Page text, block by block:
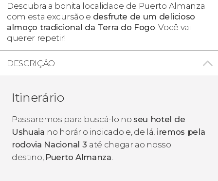
Descubra a bonita localidade de Puerto Almanza
com esta excursão e desfrute de um delicioso
almoço tradicional da Terra do Fogo. Você vai
querer repetir!
DESCRIÇÃO
Itinerário
Passaremos para buscá-lo no seu hotel de
Ushuaia no horário indicado e, de lá, iremos pela
rodovia Nacional 3 até chegar ao nosso
destino, Puerto Almanza.